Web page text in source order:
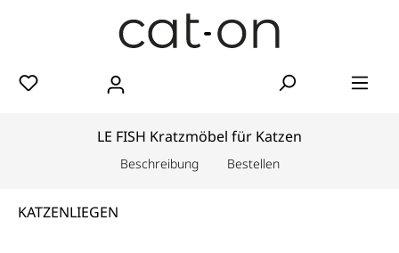
LE FISH Kratzmöbel für Katzen
Beschreibung Bestellen
KATZENLIEGEN